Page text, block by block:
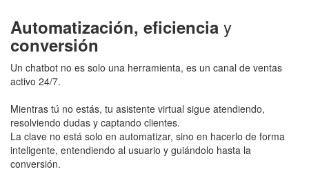
Automatización, eficiencia y
conversión
Un chatbot no es solo una herramienta, es un canal de ventas
activo 24/7.
Mientras tú no estás, tu asistente virtual sigue atendiendo,
resolviendo dudas y captando clientes.
La clave no está solo en automatizar, sino en hacerlo de forma
inteligente, entendiendo al usuario y guiándolo hasta la
conversión.